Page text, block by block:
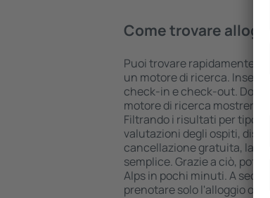
Come trovare
Puoi trovare rapidamente
un motore di ricerca.
check-in e check-out. Dopo
motore di ricerca mostrerà
Filtrando i risultati per
valutazioni degli ospiti,
cancellazione gratuita, la
semplice. Grazie a ciò,
Alps in pochi minuti. A
prenotare solo l'alloggio